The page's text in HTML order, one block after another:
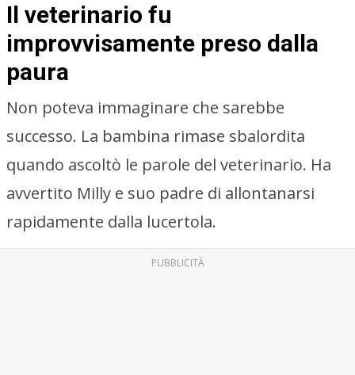
Il veterinario fu
improvvisamente preso dalla
paura
Non poteva immaginare che sarebbe
successo. La bambina rimase sbalordita
quando ascoltò le parole del veterinario. Ha
avvertito Milly e suo padre di allontanarsi
rapidamente dalla lucertola.
PUBBLICITÀ